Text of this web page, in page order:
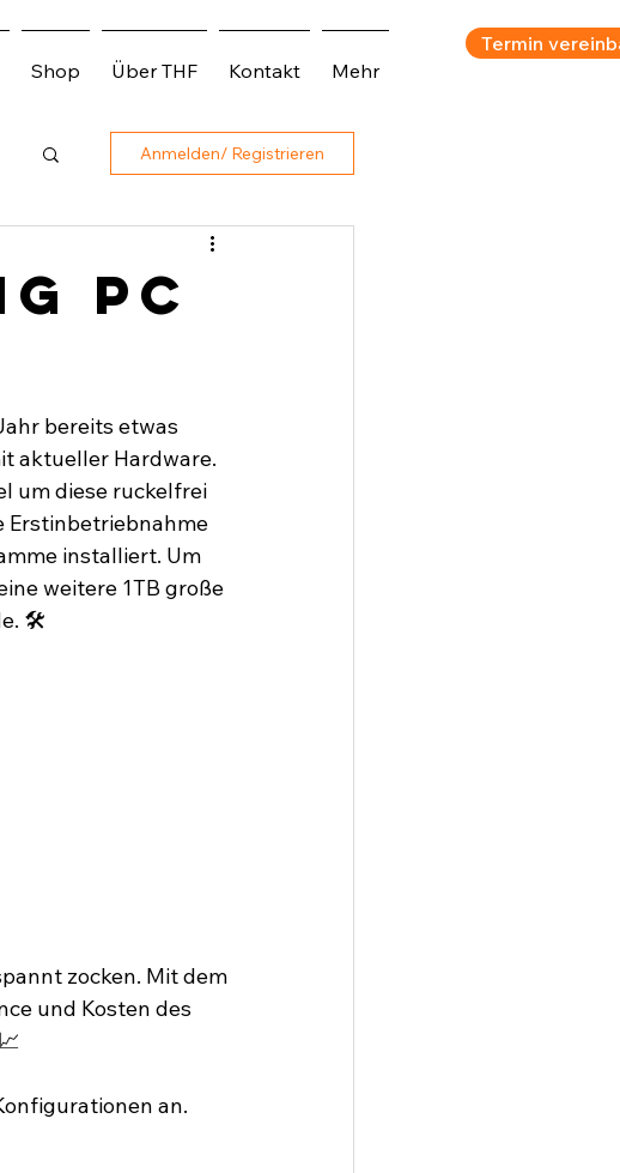
Shop Über THF Kontakt Mehr
Termin
Anmelden/ Registrieren
PC
bereits etwas
aktueller Hardware.
um diese ruckelfrei
Erstinbetriebnahme
installiert. Um
weitere 1TB große
🛠⁣
zocken. Mit dem
und Kosten des
an.